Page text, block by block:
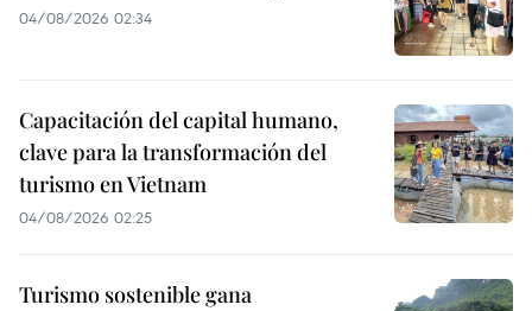
04/08/2026 02:34
Capacitación del capital humano,
clave para la transformación del
turismo en Vietnam
04/08/2026 02:25
Turismo sostenible gana